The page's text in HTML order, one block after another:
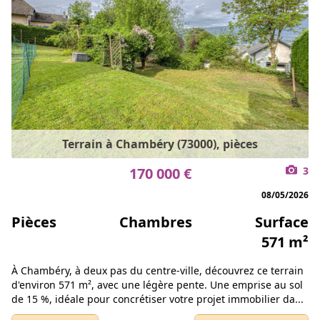
Terrain à Chambéry (73000), pièces
170 000 € 3
08/05/2026
Pièces Chambres
Surface
571 m²
À Chambéry, à deux pas du centre-ville, découvrez ce terrain
d'environ 571 m², avec une légère pente. Une emprise au sol
de 15 %, idéale pour concrétiser votre projet immobilier da...